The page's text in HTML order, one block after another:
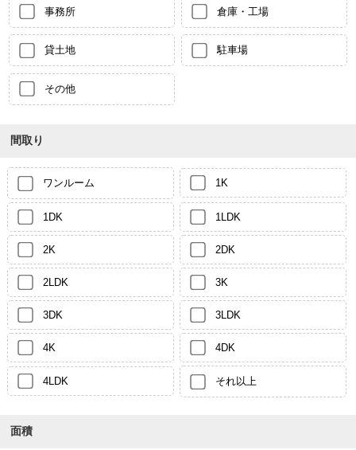
事務所 倉庫・工場
貸土地 駐車場
その他
間取り
ワンルーム 1K
1DK 1LDK
2K 2DK
2LDK 3K
3DK 3LDK
4K 4DK
4LDK それ以上
面積